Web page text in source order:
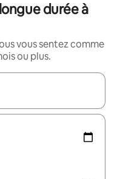
durée à
vous sentez comme
ou plus.
les flèches vers le